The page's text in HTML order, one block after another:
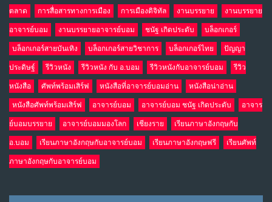
ตลาด การสื่อสารทางการเมือง การเมืองดิจิทัล งานบรรยาย งานบรรยาย
อาจารย์บอม งานบรรยายอาจารย์บอม ชนัฐ เกิดประดับ บล็อกเกอร์
บล็อกเกอร์สายบันเทิง บล็อกเกอร์สายวิชาการ บล็อกเกอร์ไทย ปัญญา
ประดิษฐ์ รีวิวหนัง รีวิวหนัง กับ อ.บอม รีวิวหนังกับอาจารย์บอม รีวิว
หนังสือ ศัพท์พร้อมเสิร์ฟ หนังสือที่อาจารย์บอมอ่าน หนังสือน่าอ่าน
หนังสือศัพท์พร้อมเสิร์ฟ อาจารย์บอม อาจารย์บอม ชนัฐ เกิดประดับ อาจาร
ย์บอมบรรยาย อาจารย์บอมมองโลก เชียงราย เรียนภาษาอังกฤษกับ
อ.บอม เรียนภาษาอังกฤษกับอาจารย์บอม เรียนภาษาอังกฤษฟรี เรียนศัพท์
ภาษาอังกฤษกับอาจารย์บอม